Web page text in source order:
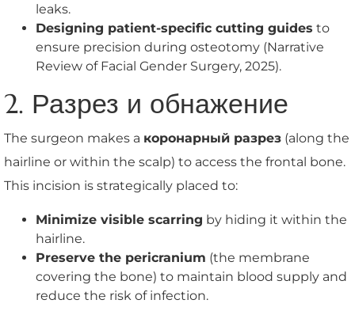
leaks.
Designing patient-specific cutting guides to
ensure precision during osteotomy (Narrative
Review of Facial Gender Surgery, 2025).
2. Разрез и обнажение
The surgeon makes a коронарный разрез (along the
hairline or within the scalp) to access the frontal bone.
This incision is strategically placed to:
Minimize visible scarring by hiding it within the
hairline.
Preserve the pericranium (the membrane
covering the bone) to maintain blood supply and
reduce the risk of infection.